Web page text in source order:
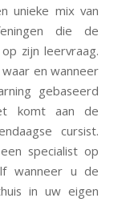
unieke mix van
die de
zijn leervraag.
en wanneer
gebaseerd
komt aan de
cursist.
specialist op
wanneer u de
in uw eigen